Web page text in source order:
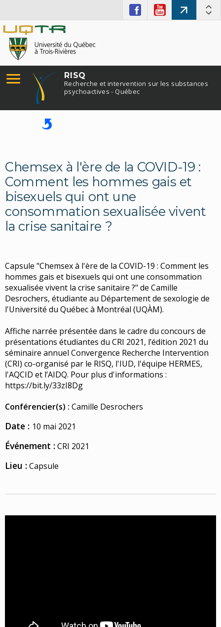
RISQ
Recherche et intervention sur les substances
psychoactives - Québec
Chemsex à l'ère de la COVID-19 :
Comment les hommes gais et
bisexuels qui ont une
consommation sexualisée vivent
la crise sanitaire ?
Capsule "Chemsex à l'ère de la COVID-19 : Comment les
hommes gais et bisexuels qui ont une consommation
sexualisée vivent la crise sanitaire ?" de Camille
Desrochers, étudiante au Département de sexologie de
l'Université du Québec à Montréal (UQÀM).
Affiche narrée présentée dans le cadre du concours de
présentations étudiantes du CRI 2021, l’édition 2021 du
séminaire annuel Convergence Recherche Intervention
(CRI) co-organisé par le RISQ, l'IUD, l'équipe HERMES,
l'AQCID et l’AIDQ. Pour plus d'informations :
https://bit.ly/33zI8Dg
Conférencier(s) : Camille Desrochers
Date : 10 mai 2021
Événement : CRI 2021
Lieu : Capsule